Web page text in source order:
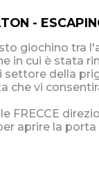
-
giochino tra
in cui è stata
settore della
che vi
FRECCE
aprire la